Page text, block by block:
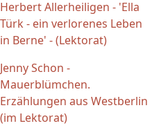
Herbert Allerheiligen - 'Ella
Türk - ein verlorenes Leben
in Berne' - (Lektorat)
Jenny Schon -
Mauerblümchen.
Erzählungen aus Westberlin
(im Lektorat)